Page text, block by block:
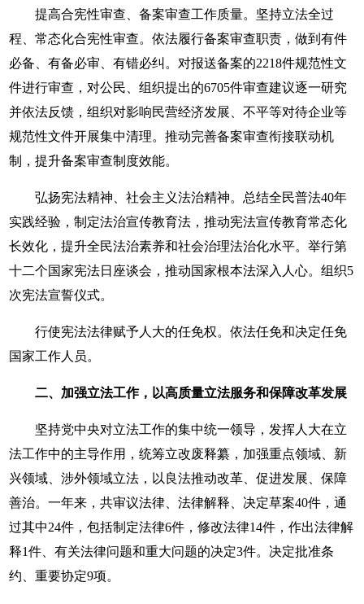
提高合宪性审查、备案审查工作质量。坚持立法全过
程、常态化合宪性审查。依法履行备案审查职责，做到有件
必备、有备必审、有错必纠。对报送备案的2218件规范性文
件进行审查，对公民、组织提出的6705件审查建议逐一研究
并依法反馈，组织对影响民营经济发展、不平等对待企业等
规范性文件开展集中清理。推动完善备案审查衔接联动机
制，提升备案审查制度效能。
弘扬宪法精神、社会主义法治精神。总结全民普法40年
实践经验，制定法治宣传教育法，推动宪法宣传教育常态化
长效化，提升全民法治素养和社会治理法治化水平。举行第
十二个国家宪法日座谈会，推动国家根本法深入人心。组织5
次宪法宣誓仪式。
行使宪法法律赋予人大的任免权。依法任免和决定任免
国家工作人员。
二、加强立法工作，以高质量立法服务和保障改革发展
坚持党中央对立法工作的集中统一领导，发挥人大在立
法工作中的主导作用，统筹立改废释纂，加强重点领域、新
兴领域、涉外领域立法，以良法推动改革、促进发展、保障
善治。一年来，共审议法律、法律解释、决定草案40件，通
过其中24件，包括制定法律6件，修改法律14件，作出法律解
释1件、有关法律问题和重大问题的决定3件。决定批准条
约、重要协定9项。